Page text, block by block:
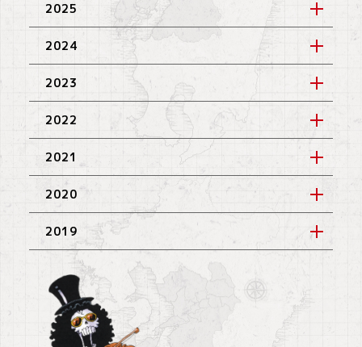
2025
2024
2023
2022
2021
2020
2019